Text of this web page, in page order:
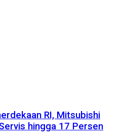
RI, Mitsubishi
hingga 17 Persen